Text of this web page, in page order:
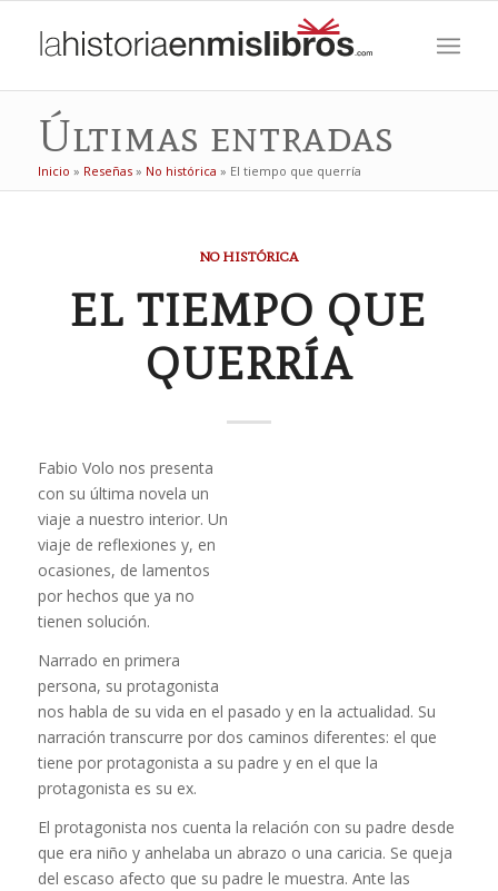
Últimas entradas
Inicio » Reseñas» No histórica » El tiempo que querría
NO HISTÓRICA
EL TIEMPO QUE
QUERRÍA
Fabio Volo nos presenta
con su última novela un
viaje a nuestro interior. Un
viaje de reflexiones y, en
ocasiones, de lamentos
por hechos que ya no
tienen solución.
Narrado en primera
persona, su protagonista
nos habla de su vida en el pasado y en la actualidad. Su
narración transcurre por dos caminos diferentes: el que
tiene por protagonista a su padre y en el que la
protagonista es su ex.
El protagonista nos cuenta la relación con su padre desde
que era niño y anhelaba un abrazo o una caricia. Se queja
del escaso afecto que su padre le muestra. Ante las